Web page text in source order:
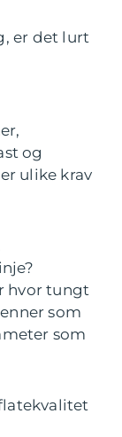
er det lurt
og
ulike krav
hvor tungt
som
som